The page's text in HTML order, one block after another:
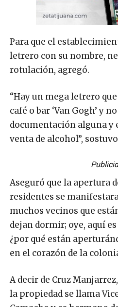
Para que el
letrero con su nombre,
rotulación, agregó.
“Hay un mega letrero
café o bar ‘Van Gogh’ y
documentación alguna y
venta de alcohol”,
Aseguró que la apertura
residentes se
muchos vecinos que
dejan dormir; oye, aquí
¿por qué están
en el corazón de la
A decir de Cruz
la propiedad se llama